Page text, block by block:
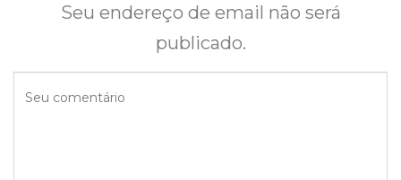
Seu endereço de email não será
publicado.